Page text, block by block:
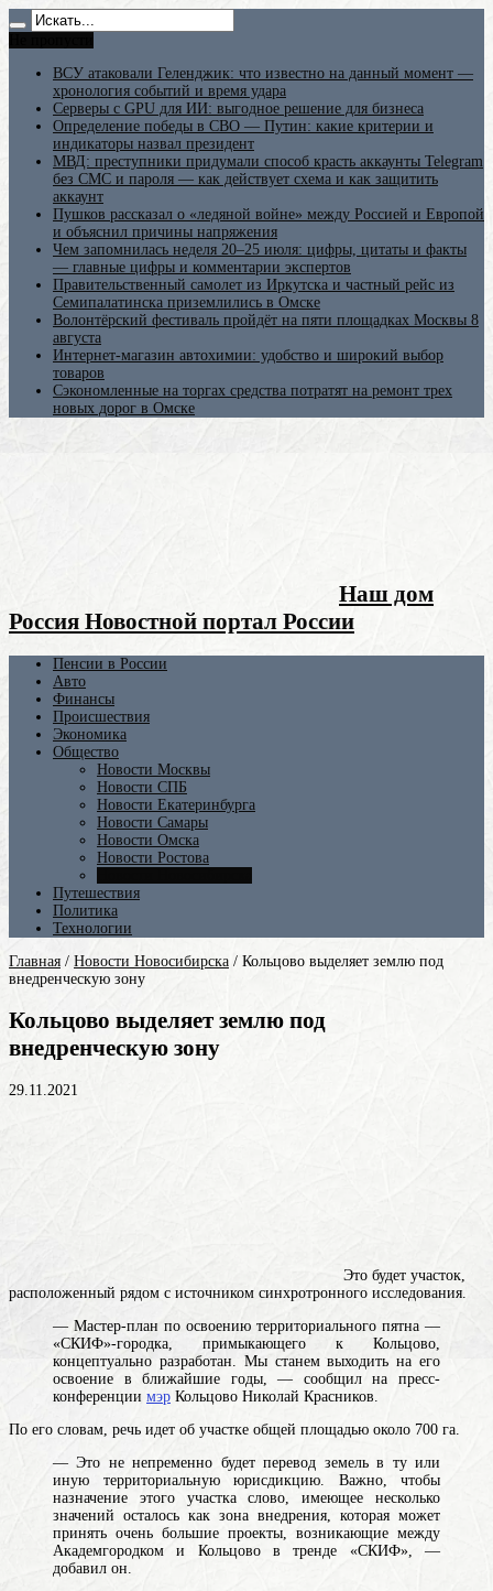
ВСУ атаковали Геленджик: что известно на данный момент —
хронология событий и время удара
Серверы с GPU для ИИ: выгодное решение для бизнеса
Определение победы в СВО — Путин: какие критерии и
индикаторы назвал президент
МВД: преступники придумали способ красть аккаунты Telegram
без СМС и пароля — как действует схема и как защитить
аккаунт
Пушков рассказал о «ледяной войне» между Россией и Европой
и объяснил причины напряжения
Чем запомнилась неделя 20–25 июля: цифры, цитаты и факты
— главные цифры и комментарии экспертов
Правительственный самолет из Иркутска и частный рейс из
Семипалатинска приземлились в Омске
Волонтёрский фестиваль пройдёт на пяти площадках Москвы 8
августа
Интернет-магазин автохимии: удобство и широкий выбор
товаров
Сэкономленные на торгах средства потратят на ремонт трех
новых дорог в Омске
Наш дом
Россия Новостной портал России
Пенсии в России
Авто
Финансы
Происшествия
Экономика
Общество
Новости Москвы
Новости СПБ
Новости Екатеринбурга
Новости Самары
Новости Омска
Новости Ростова
Путешествия
Политика
Технологии
Главная / Новости Новосибирска / Кольцово выделяет землю под
внедренческую зону
Кольцово выделяет землю под
внедренческую зону
29.11.2021
Это будет участок,
расположенный рядом с источником синхротронного исследования.
— Мастер-план по освоению территориального пятна —
«СКИФ»-городка, примыкающего к Кольцово,
концептуально разработан. Мы станем выходить на его
освоение в ближайшие годы, — сообщил на пресс-
конференции мэр Кольцово Николай Красников.
По его словам, речь идет об участке общей площадью около 700 га.
— Это не непременно будет перевод земель в ту или
иную территориальную юрисдикцию. Важно, чтобы
назначение этого участкаслово, имеющее несколько
значений осталось как зона внедрения, которая может
принять очень большие проекты, возникающие между
Академгородком и Кольцово в тренде «СКИФ», —
добавил он.